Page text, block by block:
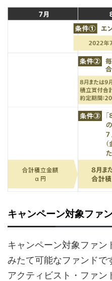
キャンペーン対象ファ
キャンペーン対象ファン
みたて可能なファンドで
アクティビスト・ファン